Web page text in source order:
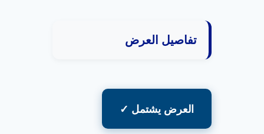
تفاصيل العرض
العرض يشتمل ✓